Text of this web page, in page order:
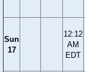
Sun
17
12:12
AM
EDT